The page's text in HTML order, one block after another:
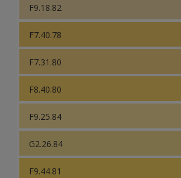
F9.18.82
F7.40.78
F7.31.80
F8.40.80
F9.25.84
G2.26.84
F9.44.81